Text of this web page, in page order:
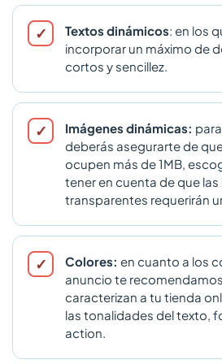
Textos dinámicos: en los
incorporar un máximo de
cortos y sencillez.
Imágenes dinámicas:
deberás asegurarte de
ocupen más de 1MB,
tener en cuenta de que
transparentes requerirán
Colores: en cuanto a los
anuncio te
caracterizan a tu tienda
las tonalidades del texto,
action.